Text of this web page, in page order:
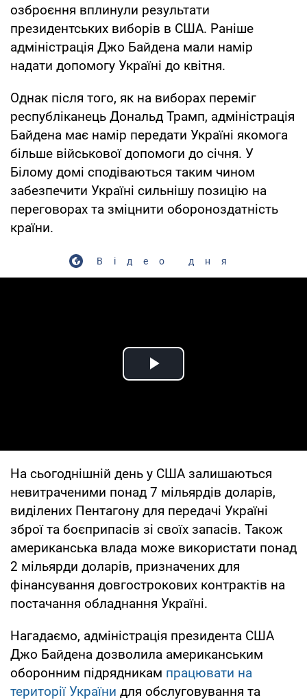
озброєння вплинули результати
президентських виборів в США. Раніше
адміністрація Джо Байдена мали намір
надати допомогу Україні до квітня.
Однак після того, як на виборах переміг
республіканець Дональд Трамп, адміністрація
Байдена має намір передати Україні якомога
більше військової допомоги до січня. У
Білому домі сподіваються таким чином
забезпечити Україні сильнішу позицію на
переговорах та зміцнити обороноздатність
країни.
Відео дня
Play Video
На сьогоднішній день у США залишаються
невитраченими понад 7 мільярдів доларів,
виділених Пентагону для передачі Україні
зброї та боєприпасів зі своїх запасів. Також
американська влада може використати понад
2 мільярди доларів, призначених для
фінансування довгострокових контрактів на
постачання обладнання Україні.
Нагадаємо, адміністрація президента США
Джо Байдена дозволила американським
оборонним підрядникам працювати на
території України для обслуговування та